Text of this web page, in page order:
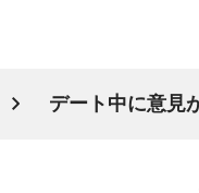
デート中に意見